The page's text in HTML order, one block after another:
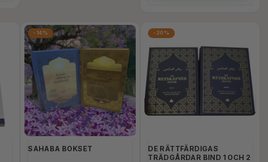
-14%
SAHABA BOKSET
-20%
DE RÄTTFÄRDIGAS
TRÄDGÅRDAR BIND 1 OCH 2